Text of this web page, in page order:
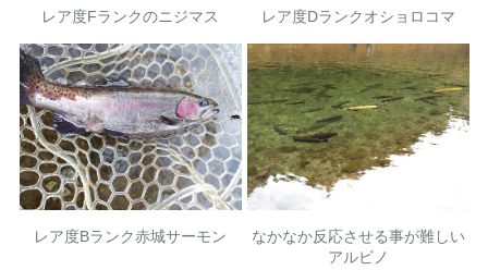
レア度Fランクのニジマス レア度Dランクオショロコマ
レア度Bランク赤城サーモン
なかなか反応させる事が難しい
アルビノ